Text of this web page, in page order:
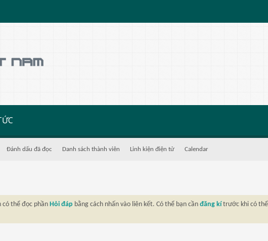
Đánh dấu đã đọc Danh sách thành viên Linh kiện điện tử Calendar
có thể đọc phần Hỏi đáp bằng cách nhấn vào liên kết. Có thể bạn cần đăng kí trước khi có